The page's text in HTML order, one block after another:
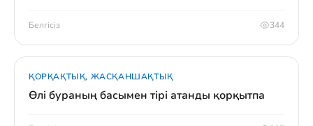
Белгісіз 344
ҚОРҚАҚТЫҚ, ЖАСҚАНШАҚТЫҚ
Өлі бураның басымен тірі атанды қорқытпа